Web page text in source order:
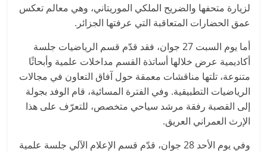
لزيارة متحفها والضريح الملكي الموريتاني، وهي معالم تعكس
عمق الحضارات المتعاقبة التي عرفتها الجزائر.
أما يوم السبت 27 جوان، فقد قدّم قسم الرياضيات جلسة
أكاديمية عرض خلالها أساتذة القسم مداخلات علمية وأبحاثًا
متنوعة، تلتها مناقشات معمقة حول آفاق التعاون في مجالات
الرياضيات التطبيقية. وفي الفترة المسائية، قام الوفد بجولة
إلى القصبة رفقة مرشد سياحي متخصص، للتعرّف على هذا
الإرث العمراني العريق.
وفي يوم الأحد 28 جوان، قدّم قسم الإعلام الآلي جلسة علمية